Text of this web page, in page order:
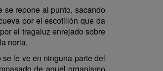
repone al punto, sacando
por el escotillón que da
el tragaluz enrejado sobre
noria.
le ve en ninguna parte del